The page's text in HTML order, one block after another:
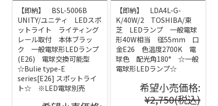
【即納】 BSL-5006B
UNITY/ユニティ LEDスポ
ットライト ライティング
レール取付 本体ブラッ
ク 一般電球形LEDランプ
(E26) 電球交換可能型
☆Bulie type-E
series[E26] スポットライ
ト☆ ※LED電球別売
【即納】 LDA4L-G-
K/40W/2 TOSHIBA/東
芝 LEDランプ 一般電球
形40W相当 径55mm 口
金E26 色温度2700K 電
球色 配光角180° ☆一般
電球形LEDランプ☆
希望小売価格:
¥2,750(税込)